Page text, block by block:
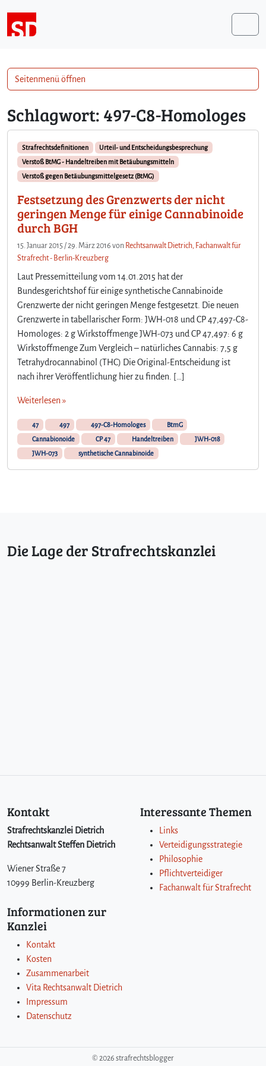
Schlagwort: 497-C8-Homologes
Strafrechtsdefinitionen
Urteil- und Entscheidungsbesprechung
Verstoß BtMG - Handeltreiben mit Betäubungsmitteln
Verstoß gegen Betäubungsmittelgesetz (BtMG)
Festsetzung des Grenzwerts der nicht
geringen Menge für einige Cannabinoide
durch BGH
15. Januar 2015 /29. März 2016 von Rechtsanwalt Dietrich, Fachanwalt für
Strafrecht - Berlin-Kreuzberg
Laut Pressemitteilung vom 14.01.2015 hat der
Bundesgerichtshof für einige synthetische Cannabinoide
Grenzwerte der nicht geringen Menge festgesetzt. Die neuen
Grenzwerte in tabellarischer Form: JWH-018 und CP 47,497-C8-
Homologes: 2 g Wirkstoffmenge JWH-073 und CP 47,497: 6 g
Wirkstoffmenge Zum Vergleich – natürliches Cannabis: 7,5 g
Tetrahydrocannabinol (THC) Die Original-Entscheidung ist
nach ihrer Veröffentlichung hier zu finden. […]
Weiterlesen »
47 497 497-C8-Homologes
BtmG
Cannabionoide
CP 47 Handeltreiben
JWH-018
JWH-073
synthetische Cannabinoide
Seitenmenü öffnen
Die Lage der Strafrechtskanzlei
Kontakt
Strafrechtskanzlei Dietrich
Rechtsanwalt Steffen Dietrich
Wiener Straße 7
10999 Berlin-Kreuzberg
Interessante Themen
Links
Verteidigungsstrategie
Philosophie
Pflichtverteidiger
Fachanwalt für Strafrecht
Informationen zur
Kanzlei
Kontakt
Kosten
Zusammenarbeit
Vita Rechtsanwalt Dietrich
Impressum
Datenschutz
© 2026 strafrechtsblogger